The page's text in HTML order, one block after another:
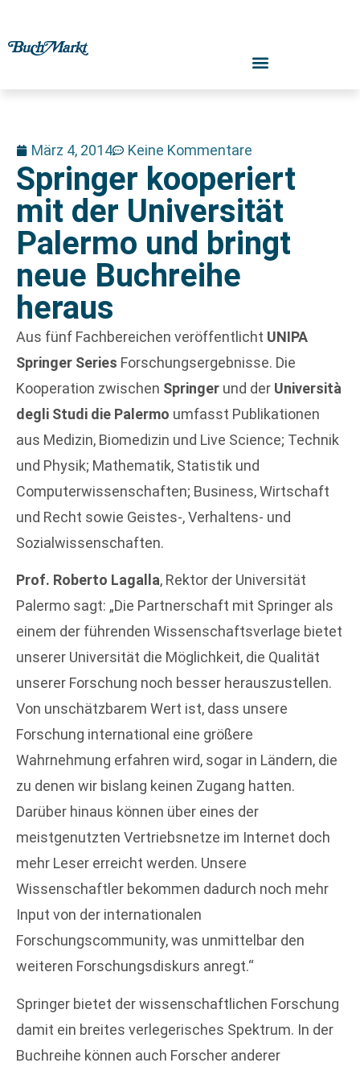
März 4, 2014 Keine Kommentare
Springer kooperiert
mit der Universität
Palermo und bringt
neue Buchreihe
heraus
Aus fünf Fachbereichen veröffentlicht UNIPA
Springer Series Forschungsergebnisse. Die
Kooperation zwischen Springer und der Università
degli Studi die Palermo umfasst Publikationen
aus Medizin, Biomedizin und Live Science; Technik
und Physik; Mathematik, Statistik und
Computerwissenschaften; Business, Wirtschaft
und Recht sowie Geistes-, Verhaltens- und
Sozialwissenschaften.
Prof. Roberto Lagalla, Rektor der Universität
Palermo sagt: „Die Partnerschaft mit Springer als
einem der führenden Wissenschaftsverlage bietet
unserer Universität die Möglichkeit, die Qualität
unserer Forschung noch besser herauszustellen.
Von unschätzbarem Wert ist, dass unsere
Forschung international eine größere
Wahrnehmung erfahren wird, sogar in Ländern, die
zu denen wir bislang keinen Zugang hatten.
Darüber hinaus können über eines der
meistgenutzten Vertriebsnetze im Internet doch
mehr Leser erreicht werden. Unsere
Wissenschaftler bekommen dadurch noch mehr
Input von der internationalen
Forschungscommunity, was unmittelbar den
weiteren Forschungsdiskurs anregt.“
Springer bietet der wissenschaftlichen Forschung
damit ein breites verlegerisches Spektrum. In der
Buchreihe können auch Forscher anderer